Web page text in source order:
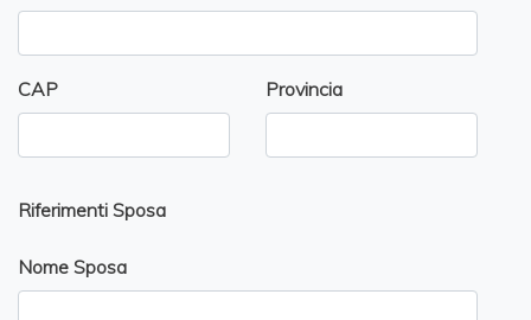
CAP Provincia
Riferimenti Sposa
Nome Sposa